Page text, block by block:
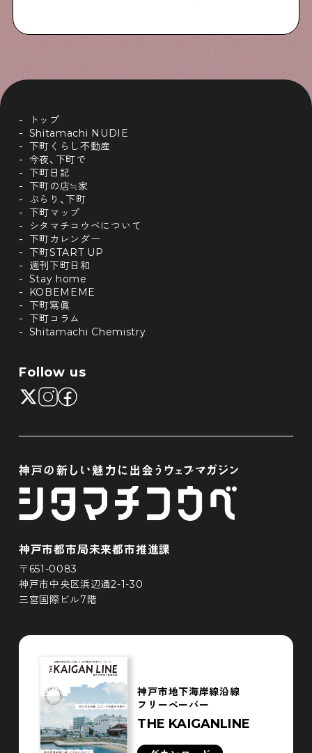
トップ
Shitamachi NUDIE
下町くらし不動産
今夜、下町で
下町日記
下町の店≒家
ぶらり、下町
下町マップ
シタマチコウベについて
下町カレンダー
下町START UP
週刊下町日和
Stay home
KOBEMEME
下町寫眞
下町コラム
Shitamachi Chemistry
Follow us
神戸市都市局未来都市推進課
〒651-0083
神戸市中央区浜辺通2-1-30
三宮国際ビル7階
神戸市地下海岸線沿線
フリーペーパー
THE KAIGANLINE